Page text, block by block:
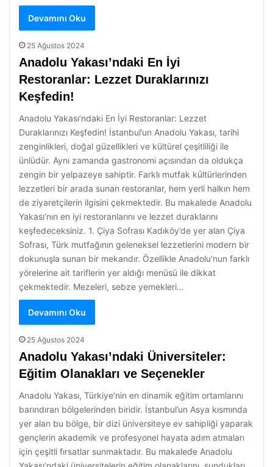
Devamını Oku
25 Ağustos 2024
Anadolu Yakası’ndaki En İyi
Restoranlar: Lezzet Duraklarınızı
Keşfedin!
Anadolu Yakası’ndaki En İyi Restoranlar: Lezzet
Duraklarınızı Keşfedin! İstanbul’un Anadolu Yakası, tarihi
zenginlikleri, doğal güzellikleri ve kültürel çeşitliliği ile
ünlüdür. Aynı zamanda gastronomi açısından da oldukça
zengin bir yelpazeye sahiptir. Farklı mutfak kültürlerinden
lezzetleri bir arada sunan restoranlar, hem yerli halkın hem
de ziyaretçilerin ilgisini çekmektedir. Bu makalede Anadolu
Yakası’nın en iyi restoranlarını ve lezzet duraklarını
keşfedeceksiniz. 1. Çiya Sofrası Kadıköy’de yer alan Çiya
Sofrası, Türk mutfağının geleneksel lezzetlerini modern bir
dokunuşla sunan bir mekandır. Özellikle Anadolu’nun farklı
yörelerine ait tariflerin yer aldığı menüsü ile dikkat
çekmektedir. Mezeleri, sebze yemekleri…
Devamını Oku
25 Ağustos 2024
Anadolu Yakası’ndaki Üniversiteler:
Eğitim Olanakları ve Seçenekler
Anadolu Yakası, Türkiye’nin en dinamik eğitim ortamlarını
barındıran bölgelerinden biridir. İstanbul’un Asya kısmında
yer alan bu bölge, bir dizi üniversiteye ev sahipliği yaparak
gençlerin akademik ve profesyonel hayata adım atmaları
için çeşitli fırsatlar sunmaktadır. Bu makalede Anadolu